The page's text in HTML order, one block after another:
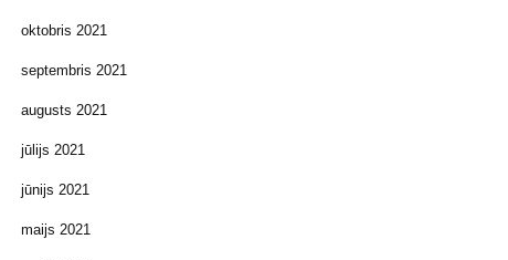
oktobris 2021
septembris 2021
augusts 2021
jūlijs 2021
jūnijs 2021
maijs 2021